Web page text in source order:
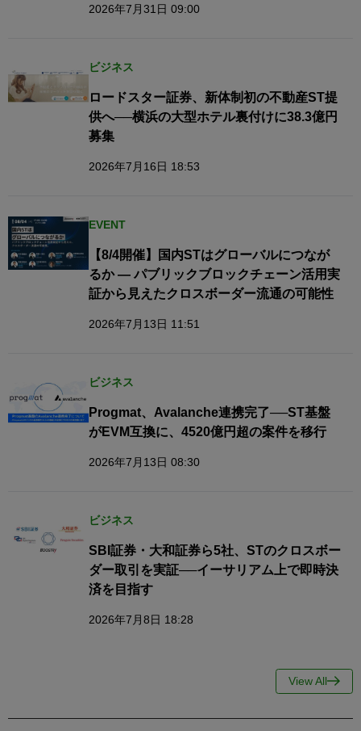
2026年7月31日 09:00
ビジネス
ロードスター証券、新体制初の不動産ST提
供へ──横浜の大型ホテル裏付けに38.3億円
募集
2026年7月16日 18:53
EVENT
【8/4開催】国内STはグローバルにつなが
るか — パブリックブロックチェーン活用実
証から見えたクロスボーダー流通の可能性
2026年7月13日 11:51
ビジネス
Progmat、Avalanche連携完了──ST基盤
がEVM互換に、4520億円超の案件を移行
2026年7月13日 08:30
ビジネス
SBI証券・大和証券ら5社、STのクロスボー
ダー取引を実証──イーサリアム上で即時決
済を目指す
2026年7月8日 18:28
View All